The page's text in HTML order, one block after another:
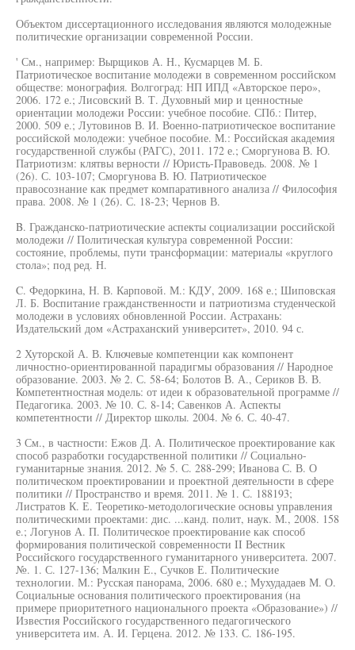
Объектом диссертационного исследования являются молодежные
политические организации современной России.
' См., например: Вырщиков А. Н., Кусмарцев М. Б.
Патриотическое воспитание молодежи в современном российском
обществе: монография. Волгоград: НП ИПД «Авторское перо»,
2006. 172 е.; Лисовский В. Т. Духовный мир и ценностные
ориентации молодежи России: учебное пособие. СПб.: Питер,
2000. 509 е.; Лутовинов В. И. Военно-патриотическое воспитание
российской молодежи: учебное пособие. М.: Российская академия
государственной службы (РАГС), 2011. 172 е.; Сморгунова В. Ю.
Патриотизм: клятвы верности // Юристь-Правоведь. 2008. № 1
(26). С. 103-107; Сморгунова В. Ю. Патриотическое
правосознание как предмет компаративного анализа // Философия
права. 2008. № 1 (26). С. 18-23; Чернов В.
B. Гражданско-патриотические аспекты социализации российской
молодежи // Политическая культура современной России:
состояние, проблемы, пути трансформации: материалы «круглого
стола»; под ред. Н.
C. Федоркина, Н. В. Карповой. М.: КДУ, 2009. 168 е.; Шиповская
Л. Б. Воспитание гражданственности и патриотизма студенческой
молодежи в условиях обновленной России. Астрахань:
Издательский дом «Астраханский университет», 2010. 94 с.
2 Хуторской А. В. Ключевые компетенции как компонент
личностно-ориентированной парадигмы образования // Народное
образование. 2003. № 2. С. 58-64; Болотов В. А., Сериков В. В.
Компетентностная модель: от идеи к образовательной программе //
Педагогика. 2003. № 10. С. 8-14; Савенков А. Аспекты
компетентности // Директор школы. 2004. № 6. С. 40-47.
3 См., в частности: Ежов Д. А. Политическое проектирование как
способ разработки государственной политики // Социально-
гуманитарные знания. 2012. № 5. С. 288-299; Иванова С. В. О
политическом проектировании и проектной деятельности в сфере
политики // Пространство и время. 2011. № 1. С. 188193;
Листратов К. Е. Теоретико-методологические основы управления
политическими проектами: дис. ...канд. полит, наук. М., 2008. 158
е.; Логунов А. П. Политическое проектирование как способ
формирования политической современности II Вестник
Российского государственного гуманитарного университета. 2007.
№. 1. С. 127-136; Малкин Е., Сучков Е. Политические
технологии. М.: Русская панорама, 2006. 680 е.; Мухудадаев М. О.
Социальные основания политического проектирования (на
примере приоритетного национального проекта «Образование») //
Известия Российского государственного педагогического
университета им. А. И. Герцена. 2012. № 133. С. 186-195.